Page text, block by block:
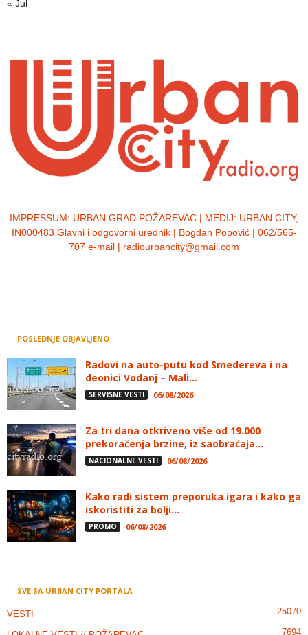
« Jul
IMPRESSUM: URBAN GRAD POŽAREVAC | MEDIJ: URBAN CITY,
IN000483 Glavni i odgovorni urednik | Bogdan Popović | 062/565-
707 e-mail | radiourbancity@gmail.com
POSLEDNJE OBJAVLJENO
Radovi na auto-putu kod Smedereva i na
deonici Vodanj – Mali...
SERVISNE VESTI 06/08/2026
Za tri dana otkriveno više od 19.000
prekoračenja brzine, iz saobraćaja...
NACIONALNE VESTI 06/08/2026
Kako radi sistem preporuka igara i kako ga
iskoristiti za bolji...
PROMO 06/08/2026
SVE SA URBAN CITY PORTALA
VESTI 25070
7694